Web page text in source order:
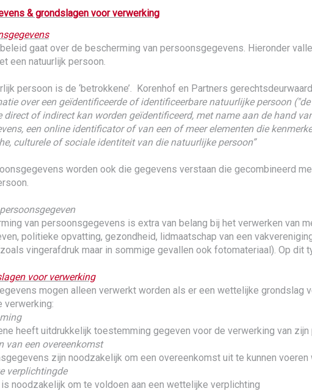
& grondslagen voor verwerking
gaat over de bescherming van persoonsgegevens. Hieronder
een natuurlijk persoon.
persoon is de ‘betrokkene’. Korenhof en Partners
over een geïdentificeerde of identificeerbare natuurlijke persoon
direct of indirect kan worden geïdentificeerd, met name aan de hand
een online identificator of van een of meer elementen die
culturele of sociale identiteit van die natuurlijke persoon”
worden ook die gegevens verstaan die gecombineerd
van persoonsgegevens is extra van belang bij het verwerken van
politieke opvatting, gezondheid, lidmaatschap van een
vingerafdruk maar in sommige gevallen ook fotomateriaal). Op dit
voor verwerking
mogen alleen verwerkt worden als er een wettelijke grondslag
verwerking:
heeft uitdrukkelijk toestemming gegeven voor de verwerking van
van een overeenkomst
zijn noodzakelijk om een overeenkomst uit te kunnen
verplichtingde
noodzakelijk om te voldoen aan een wettelijke verplichting